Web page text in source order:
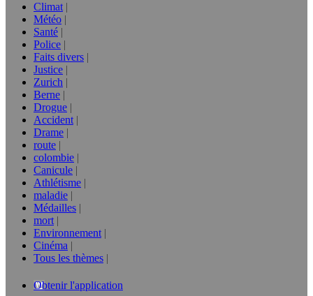
Climat
Météo
Santé
Police
Faits divers
Justice
Zurich
Berne
Drogue
Accident
Drame
route
colombie
Canicule
Athlétisme
maladie
Médailles
mort
Environnement
Cinéma
Tous les thèmes
Obtenir l'application